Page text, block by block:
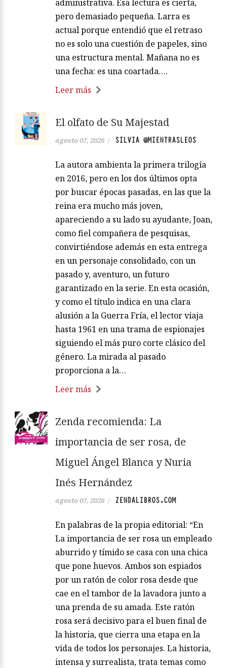
administrativa. Esa lectura es cierta,
pero demasiado pequeña. Larra es
actual porque entendió que el retraso
no es solo una cuestión de papeles, sino
una estructura mental. Mañana no es
una fecha: es una coartada….
Leer más
El olfato de Su Majestad
agosto 07, 2026 / SILVIA @MIENTRASLEOS
La autora ambienta la primera trilogía
en 2016, pero en los dos últimos opta
por buscar épocas pasadas, en las que la
reina era mucho más joven,
apareciendo a su lado su ayudante, Joan,
como fiel compañera de pesquisas,
convirtiéndose además en esta entrega
en un personaje consolidado, con un
pasado y, aventuro, un futuro
garantizado en la serie. En esta ocasión,
y como el título indica en una clara
alusión a la Guerra Fría, el lector viaja
hasta 1961 en una trama de espionajes
siguiendo el más puro corte clásico del
género. La mirada al pasado
proporciona a la…
Leer más
Zenda recomienda: La
importancia de ser rosa, de
Miguel Ángel Blanca y Nuria
Inés Hernández
agosto 07, 2026 / ZENDALIBROS.COM
En palabras de la propia editorial: “En
La importancia de ser rosa un empleado
aburrido y tímido se casa con una chica
que pone huevos. Ambos son espiados
por un ratón de color rosa desde que
cae en el tambor de la lavadora junto a
una prenda de su amada. Este ratón
rosa será decisivo para el buen final de
la historia, que cierra una etapa en la
vida de todos los personajes. La historia,
intensa y surrealista, trata temas como